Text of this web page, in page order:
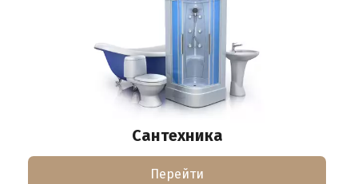
Сантехника
Перейти